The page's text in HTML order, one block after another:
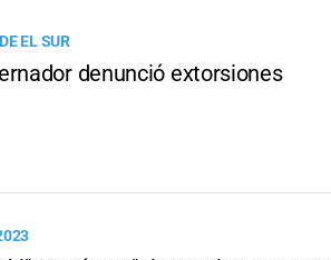
EL SUR
denunció extorsiones